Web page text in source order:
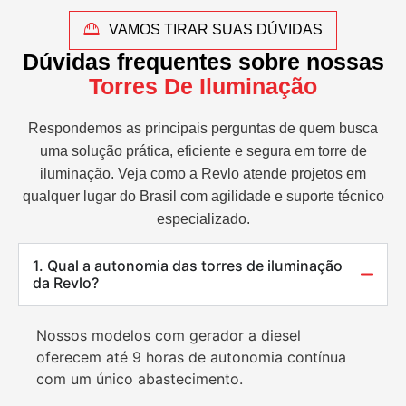
VAMOS TIRAR SUAS DÚVIDAS
Dúvidas frequentes sobre nossas
Torres De Iluminação
Respondemos as principais perguntas de quem busca
uma solução prática, eficiente e segura em torre de
iluminação. Veja como a Revlo atende projetos em
qualquer lugar do Brasil com agilidade e suporte técnico
especializado.
1. Qual a autonomia das torres de iluminação
da Revlo?
Nossos modelos com gerador a diesel
oferecem até 9 horas de autonomia contínua
com um único abastecimento.